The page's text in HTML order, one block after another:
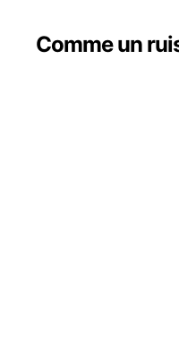
Comme un